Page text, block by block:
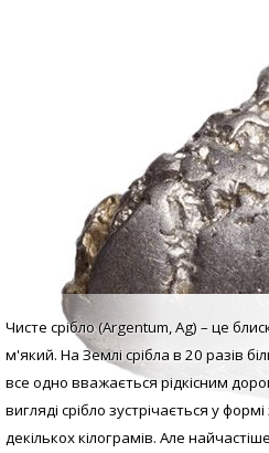
Чисте срібло (Argentum, Аg) – це
м'який. На Землі срібла в 20 разів
все одно вважається рідкісним
вигляді срібло зустрічається у формі
декількох кілограмів. Але